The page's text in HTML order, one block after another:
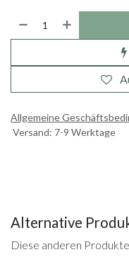
Allgemeine
Versand: 7-9 Werktage
Alternative
Diese anderen